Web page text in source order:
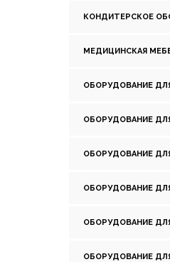
КОНДИТЕРСКОЕ
МЕДИЦИНСКАЯ
ОБОРУДОВАНИЕ
ОБОРУДОВАНИЕ
ОБОРУДОВАНИЕ
ОБОРУДОВАНИЕ
ОБОРУДОВАНИЕ
ОБОРУДОВАНИЕ